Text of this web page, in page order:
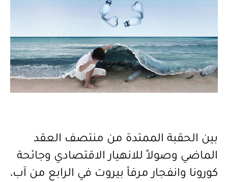
بين الحقبة الممتدة من منتصف العقد
الماضي وصولاً للانهيار الاقتصادي وجائحة
كورونا وانفجار مرفأ بيروت في الرابع من آب،